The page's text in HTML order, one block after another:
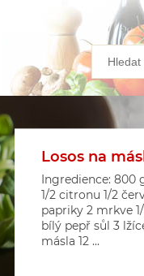
Losos na
Ingredience: 800
1/2 citronu 1/2
papriky 2 mrkve
bílý pepř sůl 3
másla 12 ...
Květákové
Srdíčkové